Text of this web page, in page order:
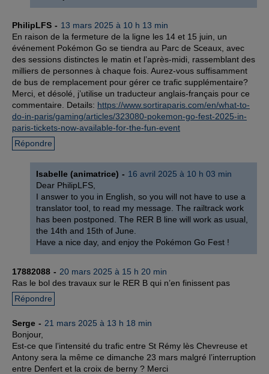
PhilipLFS
13 mars 2025 à 10 h 13 min
En raison de la fermeture de la ligne les 14 et 15 juin, un
événement Pokémon Go se tiendra au Parc de Sceaux, avec
des sessions distinctes le matin et l’après-midi, rassemblant des
milliers de personnes à chaque fois. Aurez-vous suffisamment
de bus de remplacement pour gérer ce trafic supplémentaire?
Merci, et désolé, j’utilise un traducteur anglais-français pour ce
commentaire. Details: https://www.sortiraparis.com/en/what-to-
do-in-paris/gaming/articles/323080-pokemon-go-fest-2025-in-
paris-tickets-now-available-for-the-fun-event
Répondre
Isabelle (animatrice)
16 avril 2025 à 10 h 03 min
Dear PhilipLFS,
I answer to you in English, so you will not have to use a
translator tool, to read my message. The railtrack work
has been postponed. The RER B line will work as usual,
the 14th and 15th of June.
Have a nice day, and enjoy the Pokémon Go Fest !
17882088
20 mars 2025 à 15 h 20 min
Ras le bol des travaux sur le RER B qui n’en finissent pas
Répondre
Serge
21 mars 2025 à 13 h 18 min
Bonjour,
Est-ce que l’intensité du trafic entre St Rémy lès Chevreuse et
Antony sera la même ce dimanche 23 mars malgré l’interruption
entre Denfert et la croix de berny ? Merci